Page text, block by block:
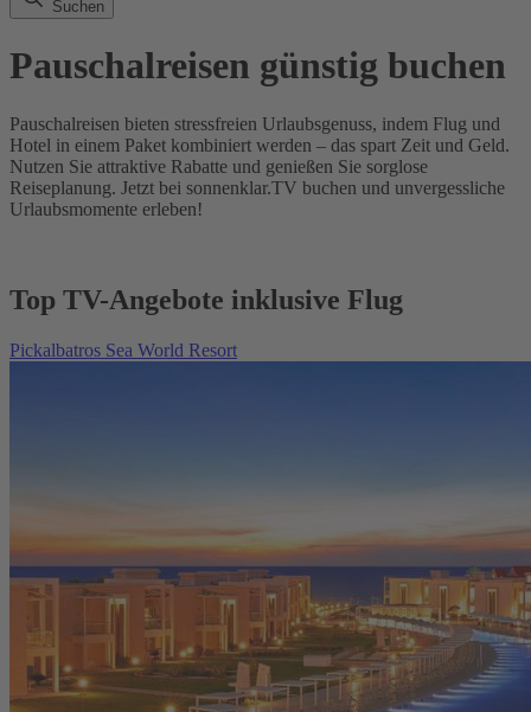
Suchen
Pauschalreisen günstig buchen
Pauschalreisen bieten stressfreien Urlaubsgenuss, indem Flug und
Hotel in einem Paket kombiniert werden – das spart Zeit und Geld.
Nutzen Sie attraktive Rabatte und genießen Sie sorglose
Reiseplanung. Jetzt bei sonnenklar.TV buchen und unvergessliche
Urlaubsmomente erleben!
Top TV-Angebote inklusive Flug
Pickalbatros Sea World Resort